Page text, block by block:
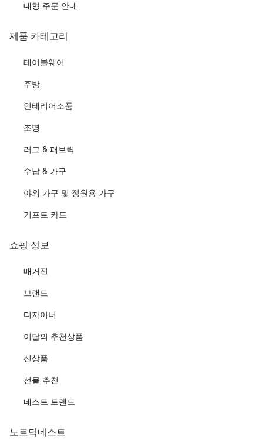
대형 주문 안내
제품 카테고리
테이블웨어
주방
인테리어소품
조명
러그 & 패브릭
수납 & 가구
야외 가구 및 정원용 가구
기프트 카드
쇼핑 정보
매거진
브랜드
디자이너
이달의 추천상품
신상품
선물 추천
네스트 트렌드
노르딕네스트